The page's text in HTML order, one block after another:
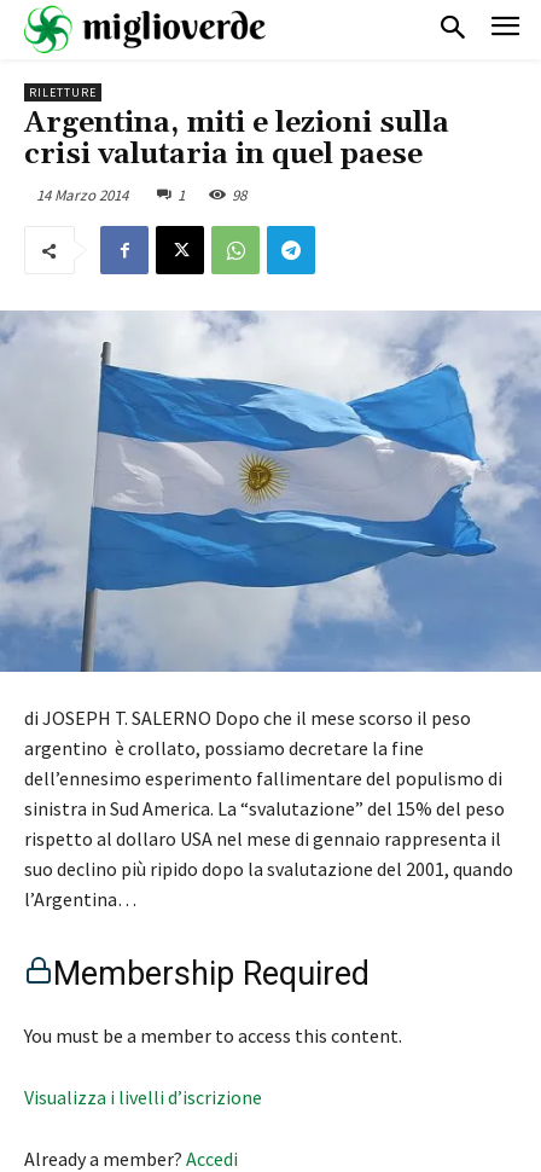
RILETTURE
Argentina, miti e lezioni sulla
crisi valutaria in quel paese
14 Marzo 2014 1 98
di JOSEPH T. SALERNO Dopo che il mese scorso il peso
argentino è crollato, possiamo decretare la fine
dell’ennesimo esperimento fallimentare del populismo di
sinistra in Sud America. La “svalutazione” del 15% del peso
rispetto al dollaro USA nel mese di gennaio rappresenta il
suo declino più ripido dopo la svalutazione del 2001, quando
l’Argentina…
Membership Required
You must be a member to access this content.
Visualizza i livelli d’iscrizione
Already a member? Accedi